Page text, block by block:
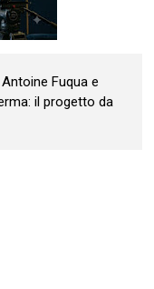
Fuqua e
il progetto da